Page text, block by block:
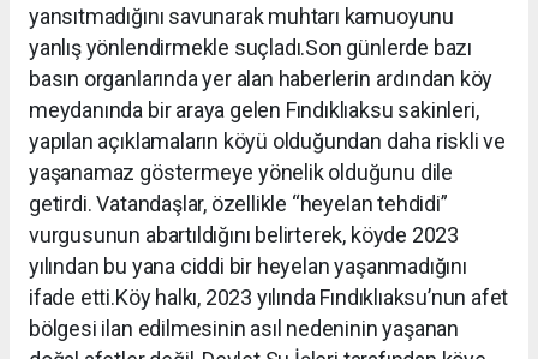
yansıtmadığını savunarak muhtarı kamuoyunu
yanlış yönlendirmekle suçladı.Son günlerde bazı
basın organlarında yer alan haberlerin ardından köy
meydanında bir araya gelen Fındıklıaksu sakinleri,
yapılan açıklamaların köyü olduğundan daha riskli ve
yaşanamaz göstermeye yönelik olduğunu dile
getirdi. Vatandaşlar, özellikle “heyelan tehdidi”
vurgusunun abartıldığını belirterek, köyde 2023
yılından bu yana ciddi bir heyelan yaşanmadığını
ifade etti.Köy halkı, 2023 yılında Fındıklıaksu’nun afet
bölgesi ilan edilmesinin asıl nedeninin yaşanan